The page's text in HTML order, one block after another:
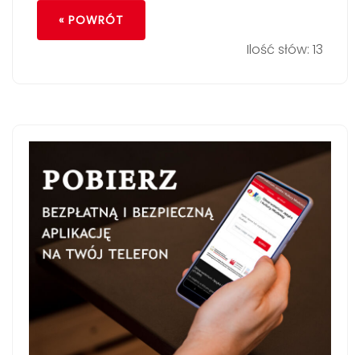
« POWRÓT
Ilość słów: 13